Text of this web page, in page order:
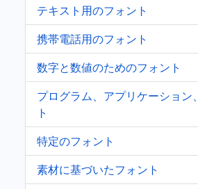
テキスト用のフォント
携帯電話用のフォント
数字と数値のためのフォント
プログラム、アプリケーション
ト
特定のフォント
素材に基づいたフォント